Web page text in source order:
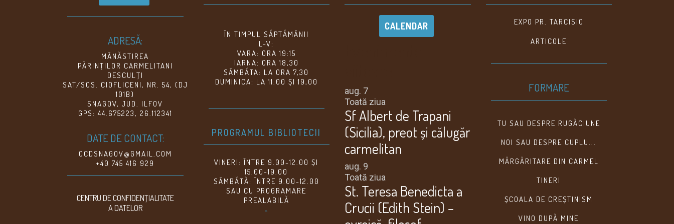
ADRESĂ:
MÂNĂSTIREA
PĂRINŢILOR CARMELITANI
DESCULŢI
SAT/SOS. CIOFLICENI, NR. 54, (DJ
101B)
SNAGOV, JUD. ILFOV
GPS: 44.675223, 26.112341
DATE DE CONTACT:
OCDSNAGOV@GMAIL.COM
+40 745 416 929
CENTRU DE CONFIDENŢIALITATE
A DATELOR
ÎN TIMPUL SĂPTĂMÂNII
L-V:
VARA: ORA 19:15
IARNA: ORA 18,30
SÂMBĂTA: LA ORA 7,30
DUMINICA: LA 11.00 ȘI 19,00
PROGRAMUL BIBLIOTECII
VINERI: ÎNTRE 9.00-12.00 ȘI
15.00-19.00
SÂMBĂTĂ: ÎNTRE 9.00-12.00
SAU CU PROGRAMARE
PREALABILĂ
^
CALENDAR
aug. 7
Toată ziua
Sf Albert de Trapani
(Sicilia), preot și călugăr
carmelitan
aug. 9
Toată ziua
St. Teresa Benedicta a
Crucii (Edith Stein) –
EXPO PR. TARCISIO
ARTICOLE
FORMARE
TU SAU DESPRE RUGĂCIUNE
NOI SAU DESPRE CUPLU...
MĂRGĂRITARE DIN CARMEL
TINERI
ȘCOALA DE CREȘTINISM
VINO DUPĂ MINE